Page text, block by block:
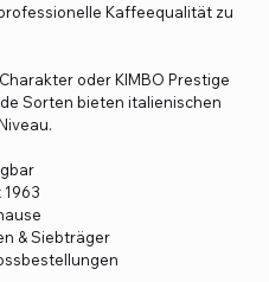
Kaffeequalität zu
oder KIMBO Prestige
Sorten bieten italienischen
& Siebträger